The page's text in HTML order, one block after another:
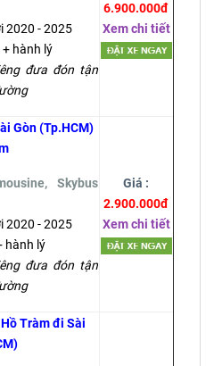
2020 - 2025
hành lý
đưa đón tận
6.900.000đ
Xem chi tiết
Gòn (Tp.HCM)
Skybus
2020 - 2025
hành lý
đưa đón tận
Giá :
2.900.000đ
Xem chi tiết
Tràm đi Sài